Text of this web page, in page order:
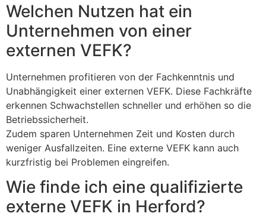
Welchen Nutzen hat ein
Unternehmen von einer
externen VEFK?
Unternehmen profitieren von der Fachkenntnis und
Unabhängigkeit einer externen VEFK. Diese Fachkräfte
erkennen Schwachstellen schneller und erhöhen so die
Betriebssicherheit.
Zudem sparen Unternehmen Zeit und Kosten durch
weniger Ausfallzeiten. Eine externe VEFK kann auch
kurzfristig bei Problemen eingreifen.
Wie finde ich eine qualifizierte
externe VEFK in Herford?